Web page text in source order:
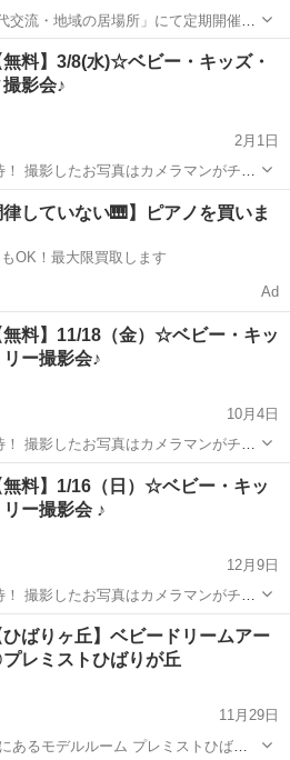
流・地域の居場所」にて定期開催し
ていますっ 完全入れ替え制
育児 撮影会
料】3/8(水)☆ベビー・キッズ・
影会♪
2月1日
撮影したお写真はカメラマンがチョ
。 ✓ お着換えや衣装替
っぷり撮影いたします。 ✓ 小物など
コロナ
律していない🎹】ピアノを買いま
OK！最大限買取します
Ad
料】11/18（金）☆ベビー・キッ
ー撮影会♪
10月4日
撮影したお写真はカメラマンがチョ
ントいたします。 ✓ お着換えや
りでたっぷり撮影いたします。 ✓ 小
コロナ
料】1/16（日）☆ベビー・キッ
ー撮影会 ♪
12月9日
撮影したお写真はカメラマンがチョ
。 ✓ お着換えや衣装替
っぷり撮影いたします。 ✓ 小物など
育児 コロナ
ばりヶ丘】ベビードリームアー
プレミストひばりが丘
11月29日
あるモデルルーム プレミストひばり